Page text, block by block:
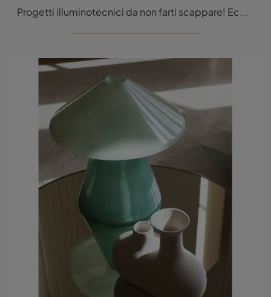
Progetti illuminotecnici da non farti scappare! Eccoti la lampada da tavolo moderna Alma di Tacchini.